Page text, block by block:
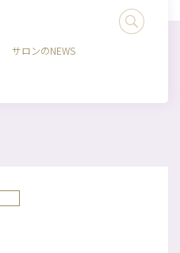
サロンのNEWS